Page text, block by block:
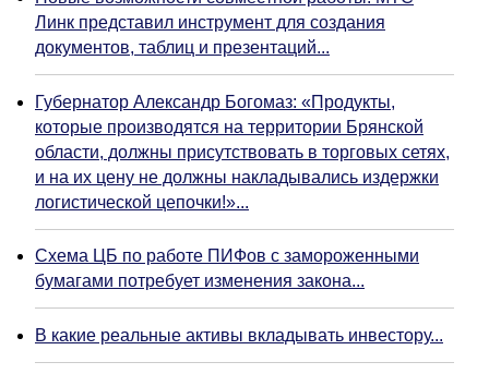
Линк представил инструмент для создания
документов, таблиц и презентаций...
Губернатор Александр Богомаз: «Продукты,
которые производятся на территории Брянской
области, должны присутствовать в торговых сетях,
и на их цену не должны накладывались издержки
логистической цепочки!»...
Схема ЦБ по работе ПИФов с замороженными
бумагами потребует изменения закона...
В какие реальные активы вкладывать инвестору...